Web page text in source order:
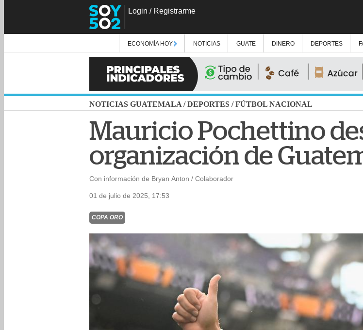
Login / Registrarme
ECONOMÍA HOY NOTICIAS GUATE DINERO DEPORTES
NOTICIAS GUATEMALA /DEPORTES /FÚTBOL NACIONAL
Mauricio Pochettino
organización de
Con información de Bryan Anton / Colaborador
01 de julio de 2025, 17:53
COPA ORO